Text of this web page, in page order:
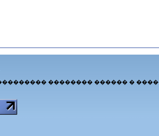
�������� ������ �